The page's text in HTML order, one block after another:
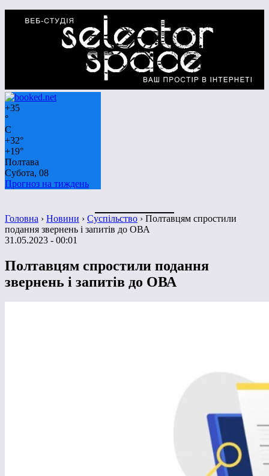
+35
°
C
+32°
+19°
Полтава
Субота, 08
Прогноз на тиждень
Головна › Новини › Суспільство › Полтавцям спростили
подання звернень і запитів до ОВА
31.05.2023 - 00:01
Полтавцям спростили подання
звернень і запитів до ОВА